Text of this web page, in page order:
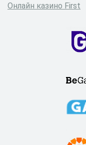
Онлайн казино First